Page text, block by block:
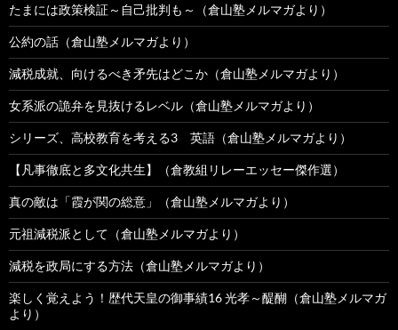
たまには政策検証～自己批判も～（倉山塾メルマガより）
公約の話（倉山塾メルマガより）
減税成就、向けるべき矛先はどこか（倉山塾メルマガより）
女系派の詭弁を見抜けるレベル（倉山塾メルマガより）
シリーズ、高校教育を考える3 英語（倉山塾メルマガより）
【凡事徹底と多文化共生】（倉教組リレーエッセー傑作選）
真の敵は「霞が関の総意」（倉山塾メルマガより）
元祖減税派として（倉山塾メルマガより）
減税を政局にする方法（倉山塾メルマガより）
楽しく覚えよう！歴代天皇の御事績16 光孝～醍醐（倉山塾メルマガ
より）